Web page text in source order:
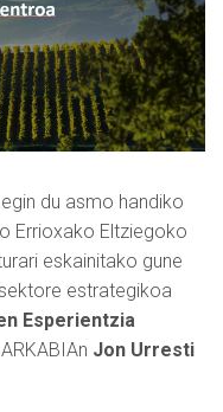
du asmo handiko
Errioxako Eltziegoko
eskainitako gune
estrategikoa
Esperientzia
Jon Urresti